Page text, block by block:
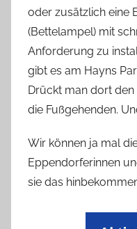
oder zusätzlich eine
(Bettelampel) mit
Anforderung zu
gibt es am Hayns
Drückt man dort
die Fußgehenden.
Wir können ja mal
Eppendorferinnen
sie das